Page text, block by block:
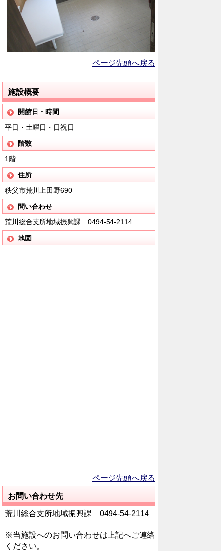
ページ先頭へ戻る
施設概要
開館日・時間
平日・土曜日・日祝日
階数
1階
住所
秩父市荒川上田野690
問い合わせ
荒川総合支所地域振興課 0494-54-2114
地図
ページ先頭へ戻る
お問い合わせ先
荒川総合支所地域振興課 0494-54-2114
※当施設へのお問い合わせは上記へご連絡
ください。